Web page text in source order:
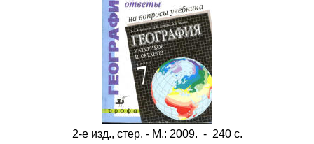
2-е изд., стер. - М.: 2009. - 240 с.